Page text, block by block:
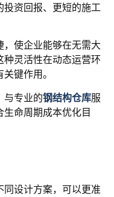
投资回报、更短的施工
使企业能够在无需大
灵活性在动态运营环
键作用。
与专业的钢结构仓库服
命周期成本优化目
设计方案，可以更准